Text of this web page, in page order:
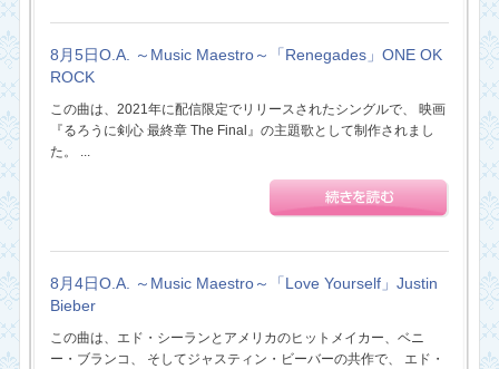
8月5日O.A. ～Music Maestro～「Renegades」ONE OK
ROCK
この曲は、2021年に配信限定でリリースされたシングルで、 映画
『るろうに剣心 最終章 The Final』の主題歌として制作されまし
た。 ...
8月4日O.A. ～Music Maestro～「Love Yourself」Justin
Bieber
この曲は、エド・シーランとアメリカのヒットメイカー、ベニ
ー・ブランコ、 そしてジャスティン・ビーバーの共作で、 エド・